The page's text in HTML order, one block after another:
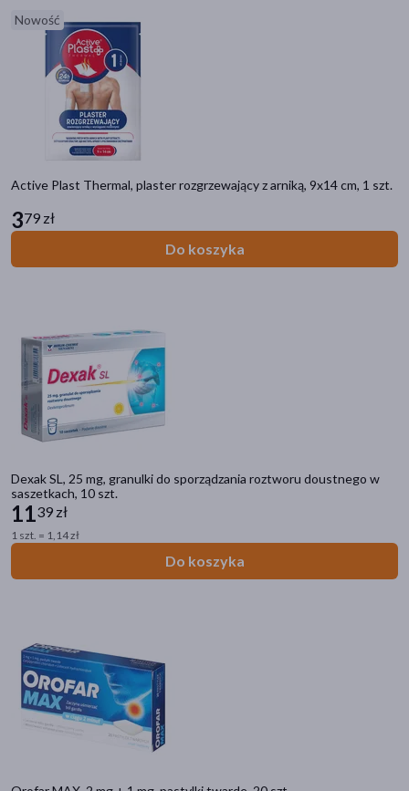
Nowość
Active Plast Thermal, plaster rozgrzewający z arniką, 9x14 cm, 1 szt.
379 zł
Do koszyka
Dexak SL, 25 mg, granulki do sporządzania roztworu doustnego w
saszetkach, 10 szt.
1139 zł
1 szt. = 1,14 zł
Do koszyka